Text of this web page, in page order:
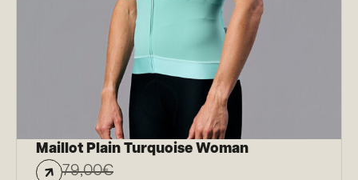
Maillot Plain Turquoise Woman
79,00€